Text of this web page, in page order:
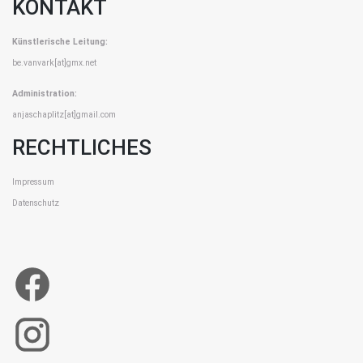
KONTAKT
Künstlerische Leitung:
be.vanvark[at]gmx.net
Administration:
anjaschaplitz[at]gmail.com
RECHTLICHES
Impressum
Datenschutz